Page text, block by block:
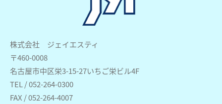
株式会社 ジェイエスティ
〒460-0008
名古屋市中区栄3-15-27いちご栄ビル4F
TEL / 052-264-0300
FAX / 052-264-4007